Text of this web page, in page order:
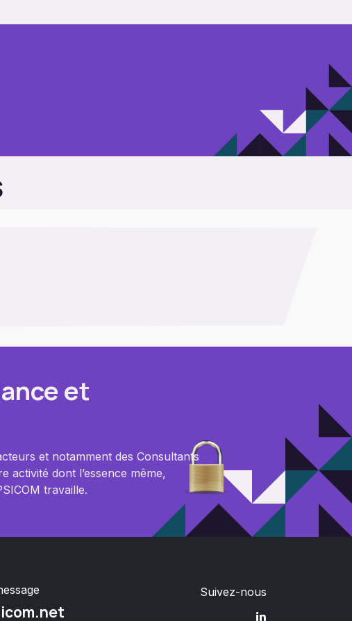
et
et notamment des Consultants
activité dont l’essence même,
travaille.
Suivez-nous